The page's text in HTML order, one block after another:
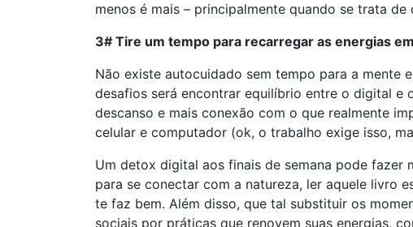
menos é mais – principalmente quando se trata
3# Tire um tempo para recarregar as energias
Não existe autocuidado sem tempo para a mente
desafios será encontrar equilíbrio entre o digital e
descanso e mais conexão com o que realmente
celular e computador (ok, o trabalho exige isso,
Um detox digital aos finais de semana pode fazer
para se conectar com a natureza, ler aquele livro
te faz bem. Além disso, que tal substituir os
sociais por práticas que renovem suas energias,